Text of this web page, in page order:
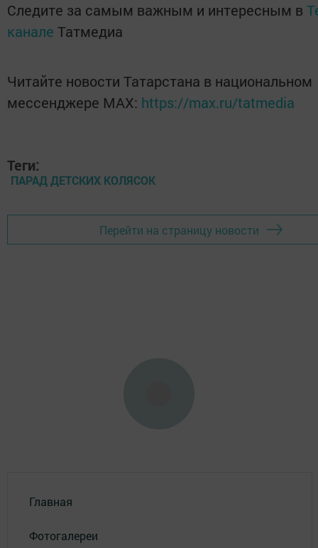
Следите за самым важным и интересным в
канале Татмедиа
Читайте новости Татарстана в национальном
мессенджере MАХ: https://max.ru/tatmedia
Теги:
ПАРАД ДЕТСКИХ КОЛЯСОК
Перейти на страницу новости
Главная
Фотогалереи